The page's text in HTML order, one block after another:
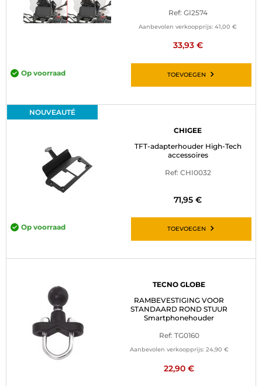
Ref: GI2574
Aanbevolen verkoopprijs: 41,00 €
33,93 €
Op voorraad TOEVOEGEN
NOUVEAUTÉ
CHIGEE
TFT-adapterhouder High-Tech
accessoires
Ref: CHI0032
71,95 €
Op voorraad TOEVOEGEN
TECNO GLOBE
RAMBEVESTIGING VOOR
STANDAARD ROND STUUR
Smartphonehouder
Ref: TG0160
Aanbevolen verkoopprijs: 24,90 €
22,90 €